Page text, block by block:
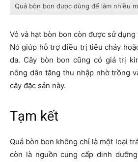
Quả bòn bon được dùng để làm nhiều
Vỏ và hạt bòn bon còn được sử
Nó giúp hỗ trợ điều trị tiêu chảy
da. Cây bòn bon cũng có giá trị
nông dân tăng thu nhập nhờ trồng
cây đặc sản này.
Tạm kết
Quả bòn bon không chỉ là một loại
còn là nguồn cung cấp dinh